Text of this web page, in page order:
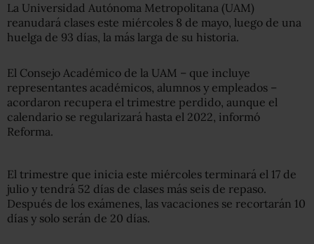
La Universidad Autónoma Metropolitana (UAM)
reanudará clases este miércoles 8 de mayo, luego de una
huelga de 93 días, la más larga de su historia.
El Consejo Académico de la UAM – que incluye
representantes académicos, alumnos y empleados –
acordaron recupera el trimestre perdido, aunque el
calendario se regularizará hasta el 2022, informó
Reforma.
El trimestre que inicia este miércoles terminará el 17 de
julio y tendrá 52 días de clases más seis de repaso.
Después de los exámenes, las vacaciones se recortarán 10
días y solo serán de 20 días.